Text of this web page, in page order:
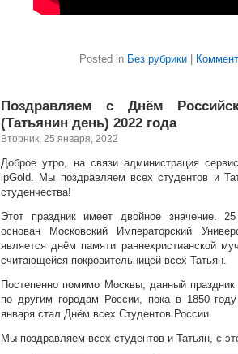
Posted in Без рубрики
Поздравляем с Днём
(Татьянин день) 2022 года
Вторник, 25 января, 2022
Доброе утро, на связи администрация
ipGold. Мы поздравляем всех студентов и
студенчества!
Этот праздник имеет двойное значение.
основан Московский Императорский
является днём памяти раннехристианской
считающейся покровительницей всех Татьян.
Постепенно помимо Москвы, данный праздник
по другим городам России, пока в 1850
января стал Днём всех Студентов России.
Мы поздравляем всех студентов и Татьян, с